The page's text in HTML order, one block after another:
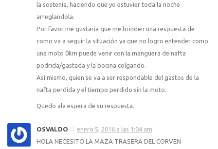
la sostenia, haciendo que yo estuvier toda la noche
arreglandola.
Por favor me gustaría que me brinden una respuesta de
como va a seguir la situación ya que no logro entender como
una moto 0km puede venir con la manguera de nafta
podrida/gastada y la bocina colgando.
Así mismo, quien se va a ser respondable del gastos de la
nafta perdida y el tiempo perdido sin la moto.
Quedo ala espera de su respuesta.
OSVALDO
enero 5, 2016 a las 1:04 am
HOLA NECESITO LA MAZA TRASERA DEL CORVEN